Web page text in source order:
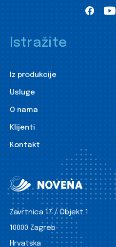
Istražite
Iz produkcije
Usluge
O nama
Klijenti
Kontakt
Zavrtnica 17 / Objekt 1
10000 Zagreb
Hrvatska